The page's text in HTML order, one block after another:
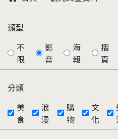
類型
不
限
影
音
海
報
摺
頁
分類
美
食
浪
漫
購
物
文
化